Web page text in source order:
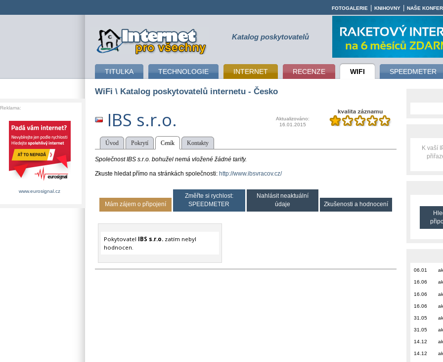
připojení k internetu Katalog poskytovatelů
TITULKA TECHNOLOGIE INTERNET RECENZE WIFI SPEEDMETER
FOTOGALERIE KNIHOVNY NAŠE
WiFi \ Katalog poskytovatelů internetu - Česko
IBS s.r.o.
Aktualizováno:
16.01.2015
Úvod Pokrytí Ceník Kontakty
Společnost IBS s.r.o. bohužel nemá vložené žádné tarify.
Zkuste hledat přímo na stránkách společnosti: http://www.ibsvracov.cz/
Mám zájem o připojení
Změřte si rychlost:
SPEEDMETER
Nahlásit neaktuální
údaje
Zkušenosti a hodnocení
Pokytovatel IBS s.r.o.zatím nebyl
hodnocen.
K vaší
06.01
16.06
16.06
16.06
31.05
31.05
14.12
14.12
Reklama:
www.eurosignal.cz